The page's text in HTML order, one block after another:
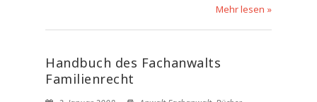
Mehr lesen »
Handbuch des Fachanwalts
Familienrecht